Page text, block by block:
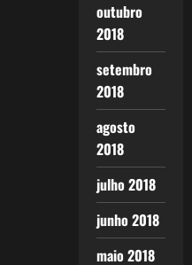
outubro
2018
setembro
2018
agosto
2018
julho 2018
junho 2018
maio 2018